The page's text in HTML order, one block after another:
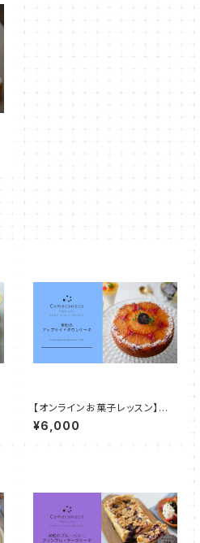
【オンラインお菓子レッスン】米
粉のアップサイドダウンケーキ＆
ココナッツプリン
¥6,000